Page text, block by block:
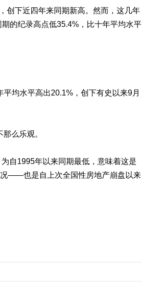
创下近四年来同期新高。然而，这几年
的纪录高点低35.4%，比十年平均水平
均水平高出20.1%，创下有史以来9月
么乐观。
自1995年以来同期最低，意味着这是
——也是自上次全国性房地产崩盘以来